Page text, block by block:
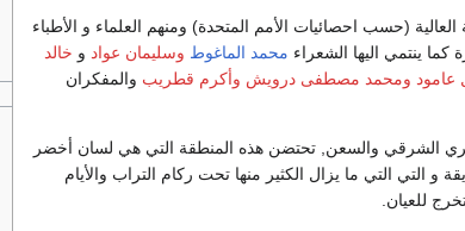
(حسب احصائيات الأمم المتحدة) ومنهم العلماء و الأطباء
ينتمي اليها الشعراء محمد الماغوط وسليمان عواد و خالد
عامود ومحمد مصطفى درويش وأكرم قطريب والمفكران
وبري الشرقي والسعن, تحتضن هذه المنطقة التي هي لسان أخضر
و التي التي ما يزال الكثير منها تحت ركام التراب والأيام
للعيان.